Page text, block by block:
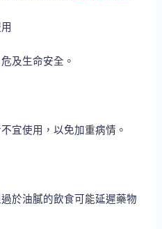
及生命安全。
宜使用，以免加重病情。
於油膩的飲食可能延遲藥物